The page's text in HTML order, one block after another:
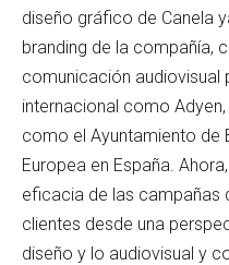
diseño gráfico de Canela
branding de la compañía,
comunicación audiovisual
internacional como
como el Ayuntamiento de
Europea en España.
eficacia de las campañas
clientes desde una
diseño y lo audiovisual y